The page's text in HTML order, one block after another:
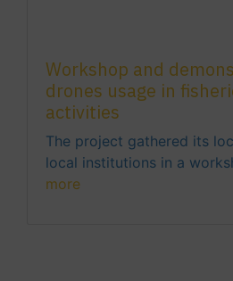
Workshop and
drones usage in
activities
The project gathered its
local institutions in a
more